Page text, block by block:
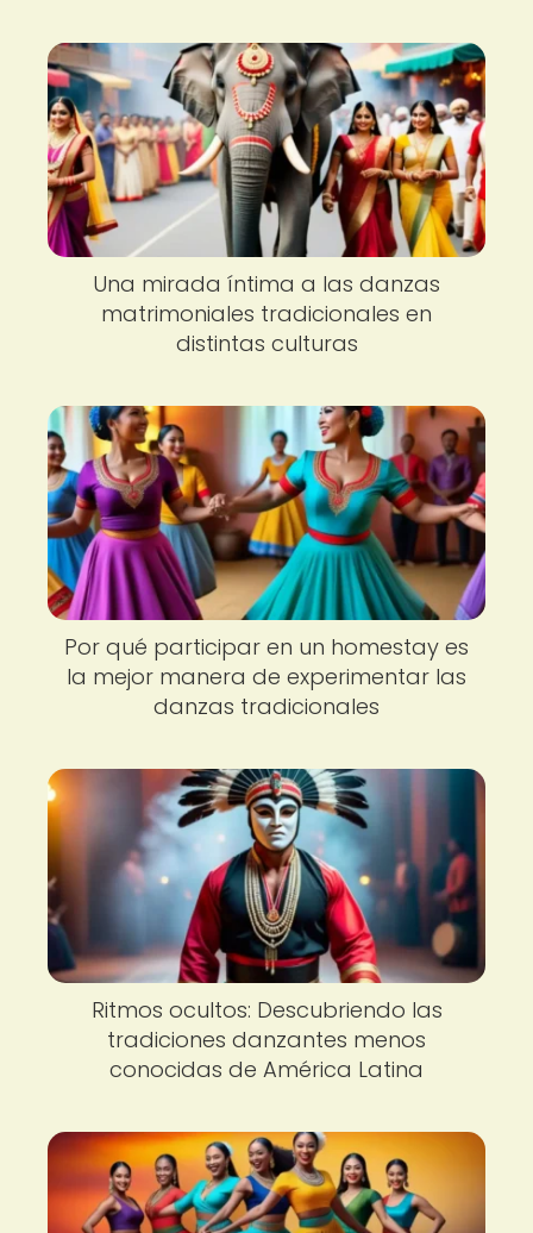
Una mirada íntima a las danzas
matrimoniales tradicionales en
distintas culturas
Por qué participar en un homestay es
la mejor manera de experimentar las
danzas tradicionales
Ritmos ocultos: Descubriendo las
tradiciones danzantes menos
conocidas de América Latina